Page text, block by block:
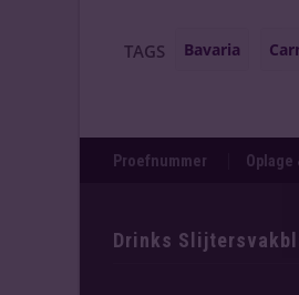
TAGS Bavaria
Proefnummer Oplage
Drinks